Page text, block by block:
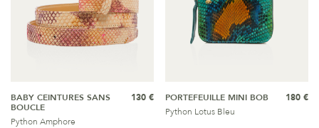
BABY CEINTURES SANS
BOUCLE
Python Amphore
130 €
PORTEFEUILLE MINI BOB
Python Lotus Bleu
180 €